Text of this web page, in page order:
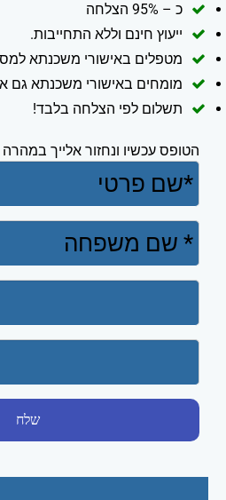
כ – 95% הצלחה
ייעוץ חינם וללא התחייבות.
מטפלים באישורי משכנתא
מומחים באישורי משכנתא גם
תשלום לפי הצלחה בלבד!
הטופס עכשיו ונחזור אלייך